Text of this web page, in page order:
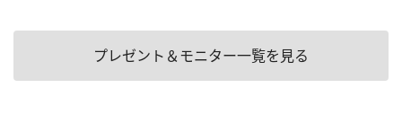
プレゼント＆モニター一覧を見る